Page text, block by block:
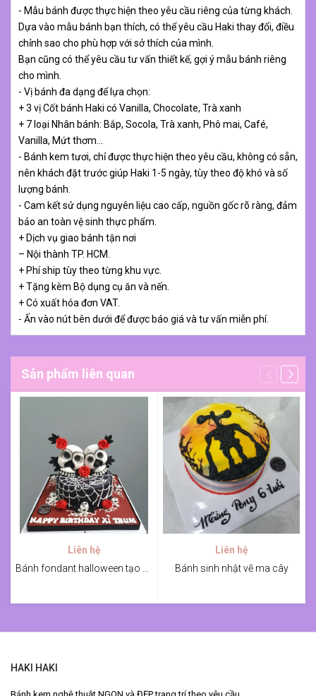
- Mẫu bánh được thực hiện theo yêu cầu riêng của từng khách.
Dựa vào mẫu bánh bạn thích, có thể yêu cầu Haki thay đổi, điều
chỉnh sao cho phù hợp với sở thích của mình.
Bạn cũng có thể yêu cầu tư vấn thiết kế, gợi ý mẫu bánh riêng
cho mình.
- Vị bánh đa dạng để lựa chọn:
+ 3 vị Cốt bánh Haki có Vanilla, Chocolate, Trà xanh
+ 7 loại Nhân bánh: Bắp, Socola, Trà xanh, Phô mai, Café,
Vanilla, Mứt thơm…
- Bánh kem tươi, chỉ được thực hiện theo yêu cầu, không có sẵn,
nên khách đặt trước giúp Haki 1-5 ngày, tùy theo độ khó và số
lượng bánh.
- Cam kết sử dụng nguyên liệu cao cấp, nguồn gốc rõ ràng, đảm
bảo an toàn vệ sinh thực phẩm.
+ Dịch vụ giao bánh tận nơi
– Nội thành TP. HCM.
+ Phí ship tùy theo từng khu vực.
+ Tặng kèm Bộ dụng cụ ăn và nến.
+ Có xuất hóa đơn VAT.
- Ấn vào nút bên dưới để được báo giá và tư vấn miễn phí.
Sản phẩm liên quan
Liên hệ
Bánh fondant halloween tạo hình đầu lâu và hoa
Liên hệ
Bánh sinh nhật vẽ ma cây
HAKI HAKI